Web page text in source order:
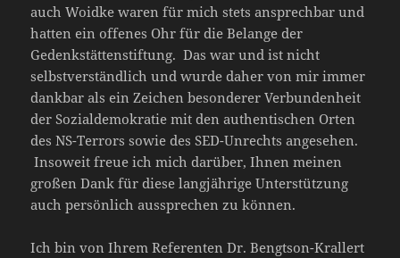
auch Woidke waren für mich stets ansprechbar und
hatten ein offenes Ohr für die Belange der
Gedenkstättenstiftung. Das war und ist nicht
selbstverständlich und wurde daher von mir immer
dankbar als ein Zeichen besonderer Verbundenheit
der Sozialdemokratie mit den authentischen Orten
des NS-Terrors sowie des SED-Unrechts angesehen.
Insoweit freue ich mich darüber, Ihnen meinen
großen Dank für diese langjährige Unterstützung
auch persönlich aussprechen zu können.
Ich bin von Ihrem Referenten Dr. Bengtson-Krallert